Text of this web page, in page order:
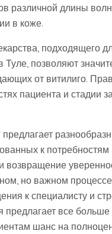
различной длины
в коже.
подходящего
позволяют
от витилиго.
пациента и стадии
к потребностям
но важном
к специалисту и
все
шанс на